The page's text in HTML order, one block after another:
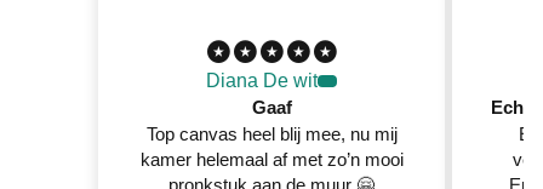
Diana De wit
Gaaf
Top canvas heel blij mee, nu mij
kamer helemaal af met zo’n mooi
pronkstuk aan de muur 🤗
En